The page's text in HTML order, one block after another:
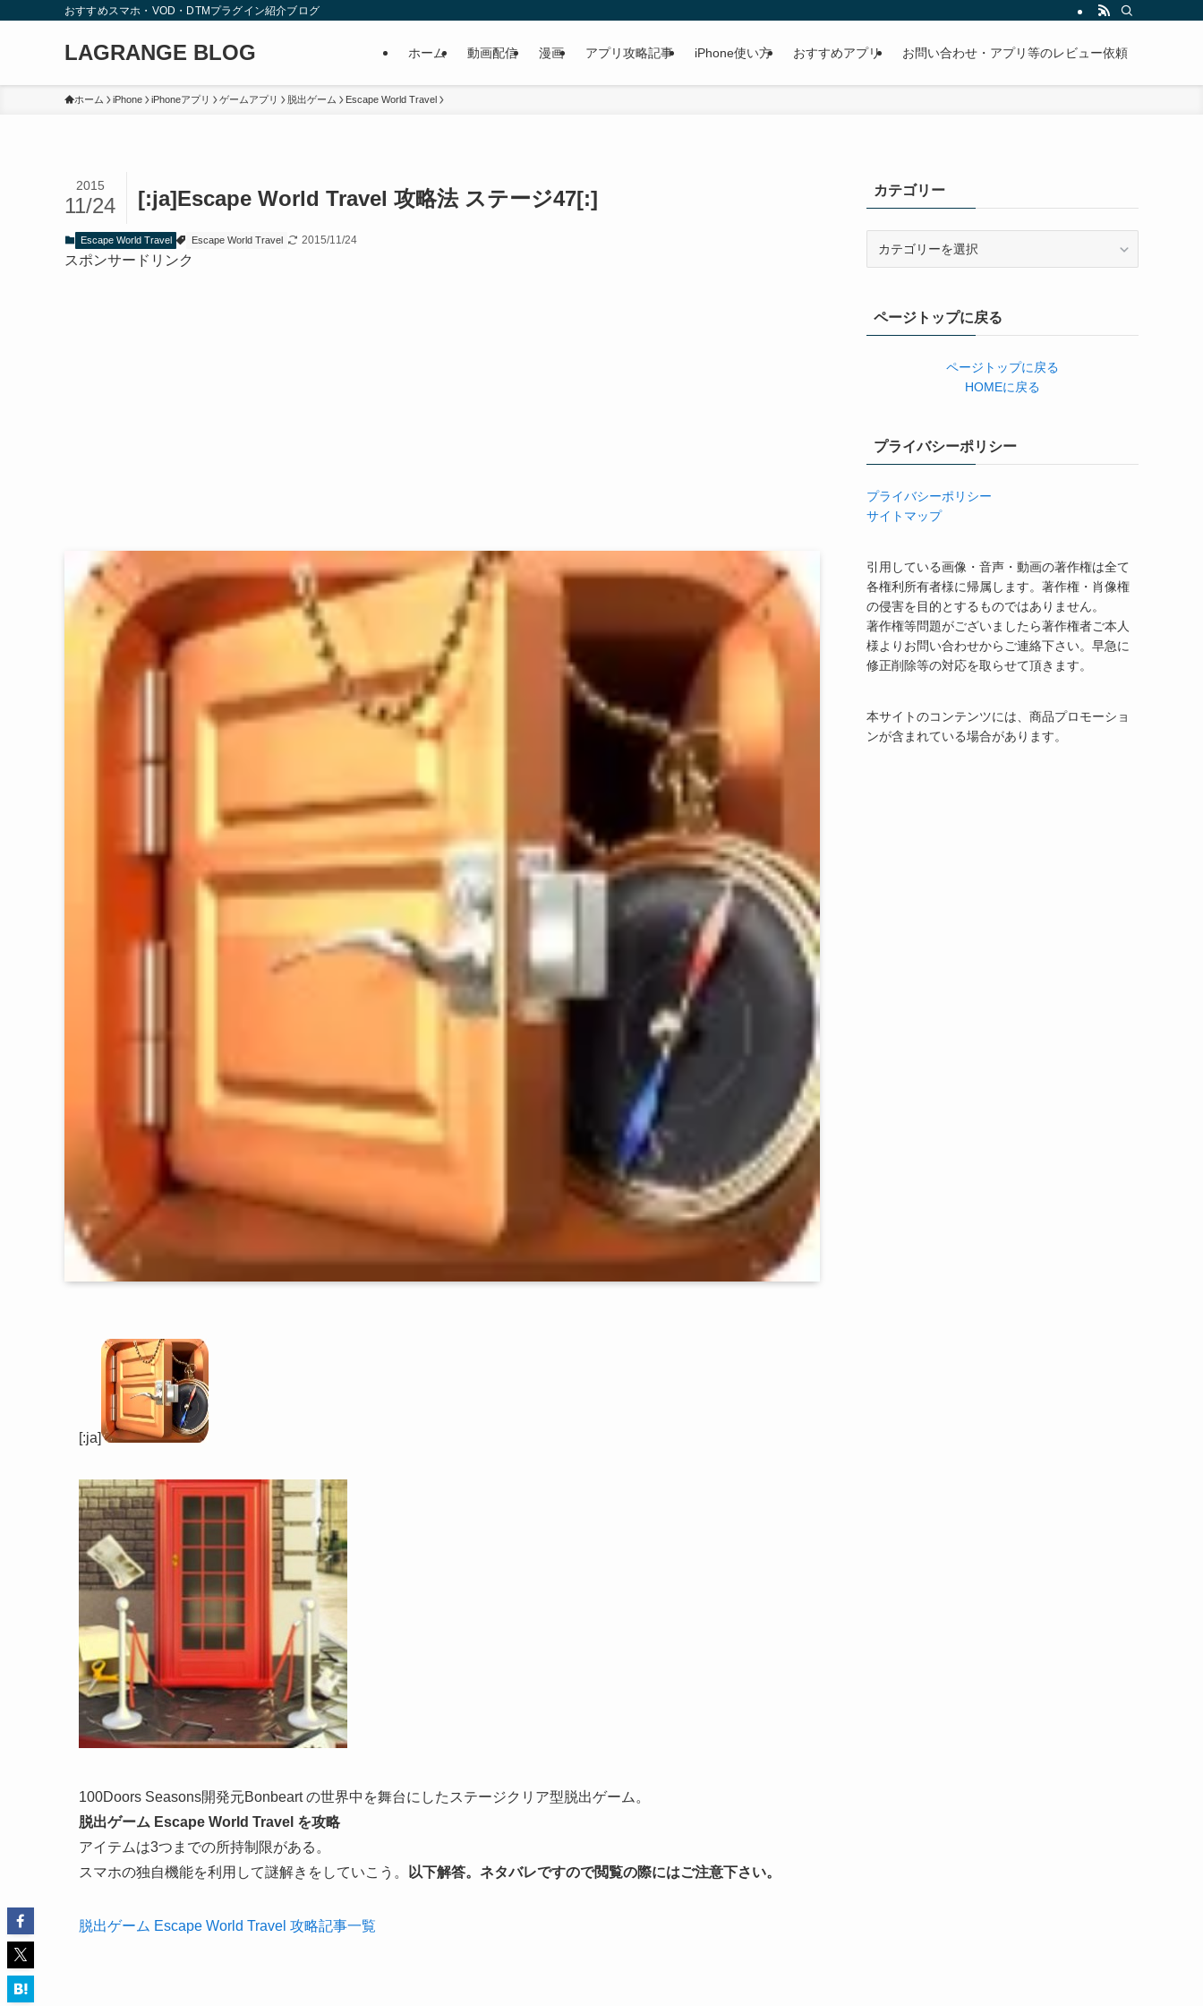
おすすめスマホ・VOD・DTMプラグイン紹介ブログ
LAGRANGE BLOG ホーム 動画配信 漫画 アプリ攻略記事 iPhone使い方 おすすめアプリ お問い合わせ・アプリ等のレビュー依頼
ホーム iPhone iPhoneアプリ ゲームアプリ 脱出ゲーム Escape World Travel
[:ja]Escape World Travel 攻略法 ステージ47[:]
2015
11/24
Escape World Travel Escape World Travel 2015/11/24
スポンサードリンク
[:ja]
100Doors Seasons開発元Bonbeart の世界中を舞台にしたステージクリア型脱出ゲーム。
脱出ゲーム Escape World Travel を攻略
アイテムは3つまでの所持制限がある。
スマホの独自機能を利用して謎解きをしていこう。
以下解答。ネタバレですので閲覧の際にはご注意下さい。
脱出ゲーム Escape World Travel 攻略記事一覧
カテゴリー
ーページトップに戻る
ページトップに戻る
HOMEに戻る
プライバシーポリシー
プライバシーポリシー
サイトマップ
引用している画像・音声・動画の著作権は全て
各権利所有者様に帰属します。著作権・肖像権
の侵害を目的とするものではありません。
著作権等問題がございましたら著作権者ご本人
様よりお問い合わせからご連絡下さい。早急に
修正削除等の対応を取らせて頂きます。
本サイトのコンテンツには、商品プロモーショ
ンが含まれている場合があります。